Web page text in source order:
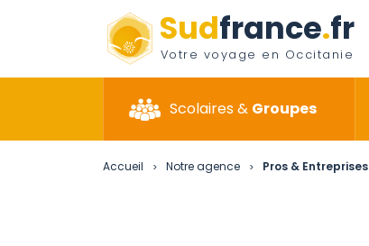
Sudfrance.fr
Votre voyage en Occitanie
Scolaires & Groupes
Accueil > Notre agence > Pros & Entreprises